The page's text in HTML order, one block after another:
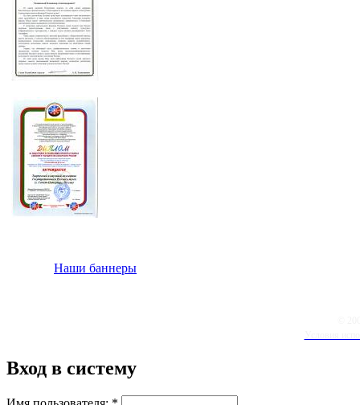
Наши баннеры
Вход в систему